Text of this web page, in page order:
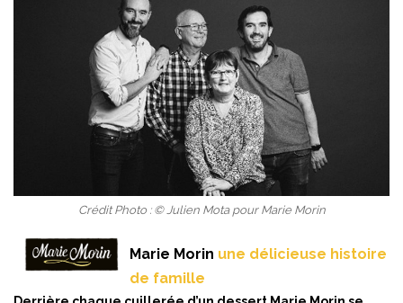
Crédit Photo : © Julien Mota pour Marie Morin
Marie Morin une délicieuse histoire
de famille